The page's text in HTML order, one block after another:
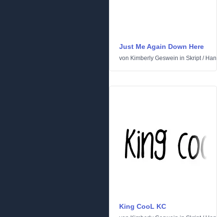
Just Me Again Down Here
von Kimberly Geswein in Skript/
King CooL KC